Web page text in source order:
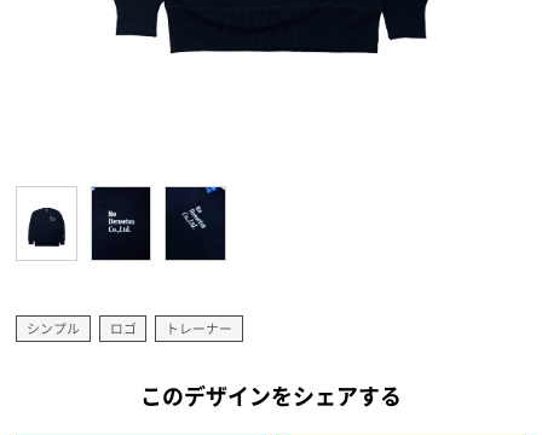
シンプル ロゴ トレーナー
このデザインをシェアする